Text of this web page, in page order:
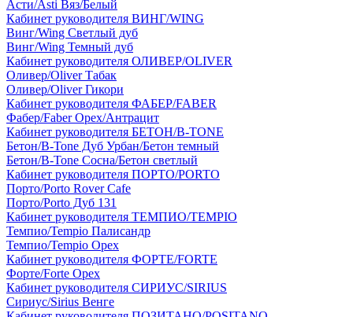
Асти/Asti Вяз/Белый
Кабинет руководителя ВИНГ/WING
Винг/Wing Светлый дуб
Винг/Wing Темный дуб
Кабинет руководителя ОЛИВЕР/OLIVER
Оливер/Oliver Табак
Оливер/Oliver Гикори
Кабинет руководителя ФАБЕР/FABER
Фабер/Faber Орех/Антрацит
Кабинет руководителя БЕТОН/B-TONE
Бетон/B-Tone Дуб Урбан/Бетон темный
Бетон/B-Tone Сосна/Бетон светлый
Кабинет руководителя ПОРТО/PORTO
Порто/Porto Rover Cafe
Порто/Porto Дуб 131
Кабинет руководителя ТЕМПИО/TEMPIO
Темпио/Tempio Палисандр
Темпио/Tempio Орех
Кабинет руководителя ФОРТЕ/FORTE
Форте/Forte Орех
Кабинет руководителя СИРИУС/SIRIUS
Сириус/Sirius Венге